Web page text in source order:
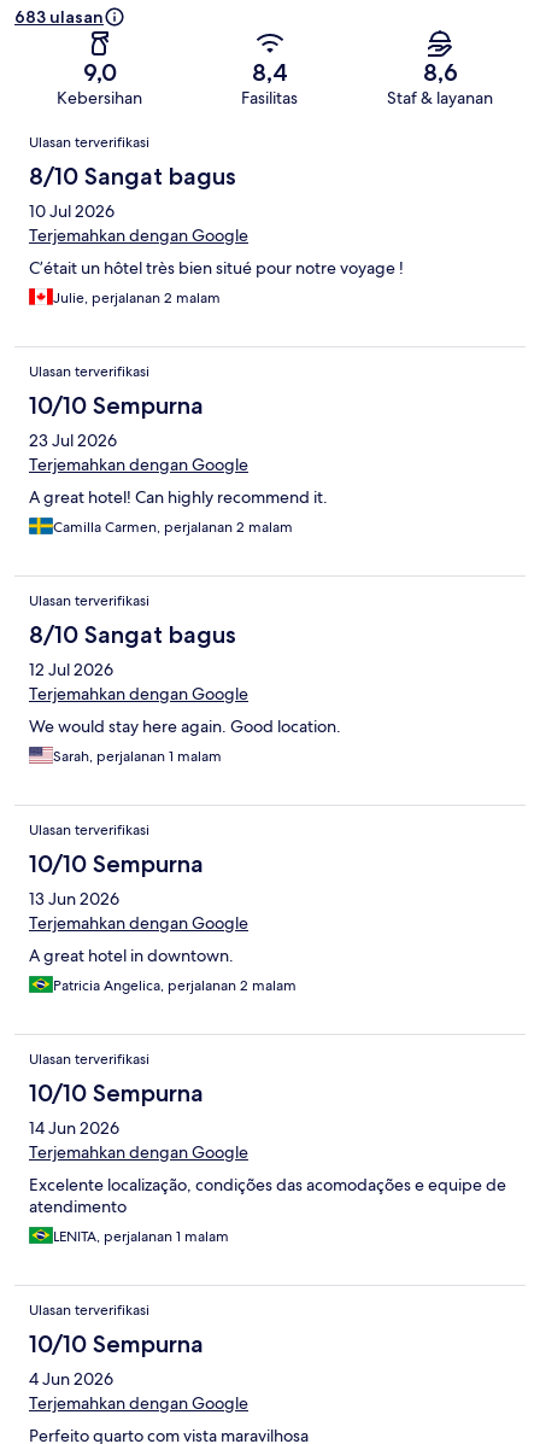
683 ulasan
9,0
Kebersihan
8,4
Fasilitas
8,6
Staf & layanan
Ulasan
Ulasan terverifikasi
8/10 Sangat bagus
10 Jul 2026
Terjemahkan dengan Google
C’était un hôtel très bien situé pour notre voyage !
Julie, perjalanan 2 malam
Ulasan terverifikasi
10/10 Sempurna
23 Jul 2026
Terjemahkan dengan Google
A great hotel! Can highly recommend it.
Camilla Carmen, perjalanan 2 malam
Ulasan terverifikasi
8/10 Sangat bagus
12 Jul 2026
Terjemahkan dengan Google
We would stay here again. Good location.
Sarah, perjalanan 1 malam
Ulasan terverifikasi
10/10 Sempurna
13 Jun 2026
Terjemahkan dengan Google
A great hotel in downtown.
Patricia Angelica, perjalanan 2 malam
Ulasan terverifikasi
10/10 Sempurna
14 Jun 2026
Terjemahkan dengan Google
Excelente localização, condições das acomodações e equipe de
atendimento
LENITA, perjalanan 1 malam
Ulasan terverifikasi
10/10 Sempurna
4 Jun 2026
Terjemahkan dengan Google
Perfeito quarto com vista maravilhosa